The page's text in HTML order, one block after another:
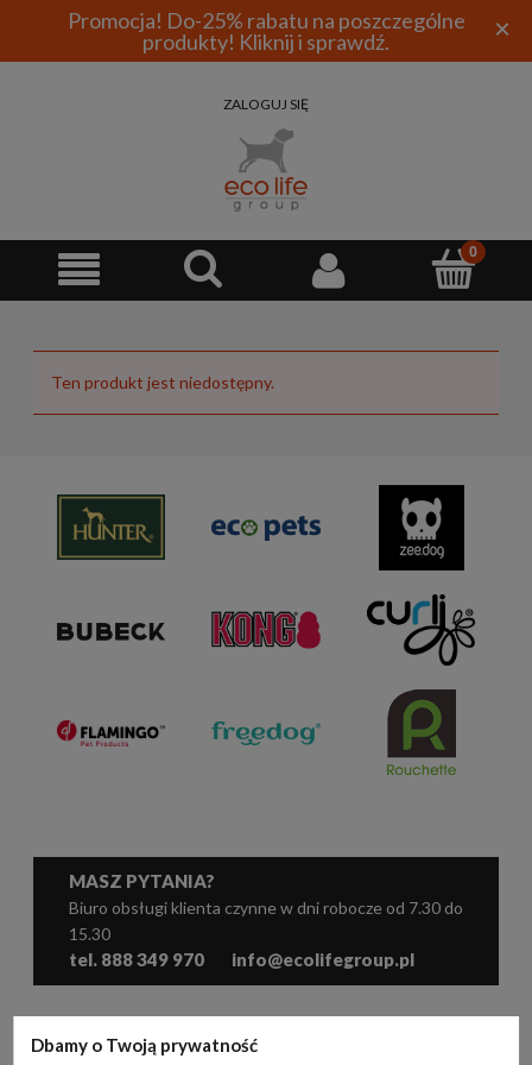
Promocja! Do-25% rabatu na poszczególne
produkty! Kliknij i sprawdź.
×
ZALOGUJ SIĘ
Ten produkt jest niedostępny.
MASZ PYTANIA?
Biuro obsługi klienta czynne w dni robocze od 7.30 do
15.30
tel. 888 349 970 info@ecolifegroup.pl
Dbamy o Twoją prywatność